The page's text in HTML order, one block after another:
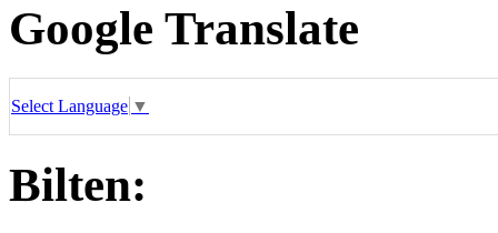
Google Translate
Select Language ▼
Bilten: